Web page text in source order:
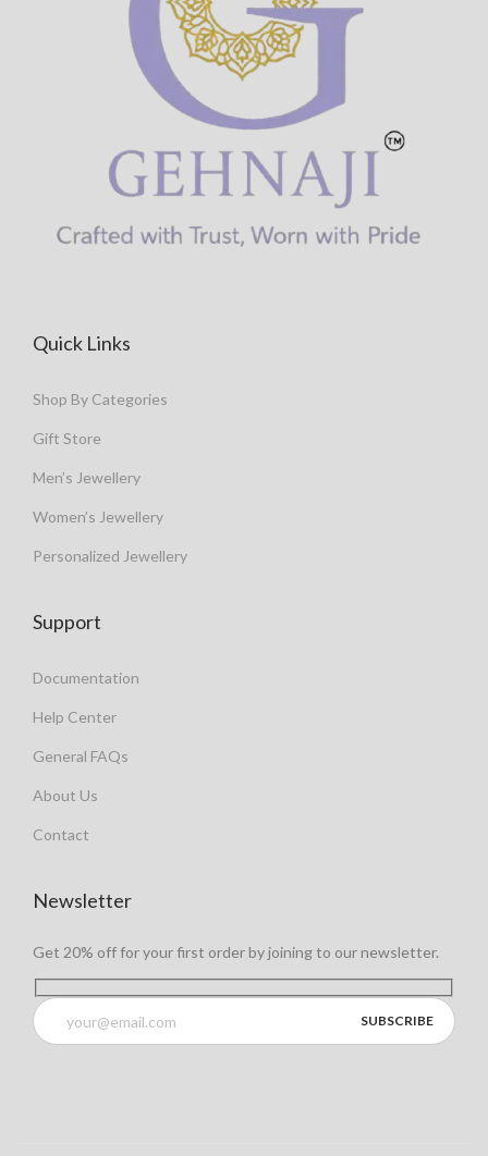
Quick Links
Shop By Categories
Gift Store
Men’s Jewellery
Women’s Jewellery
Personalized Jewellery
Support
Documentation
Help Center
General FAQs
About Us
Contact
Newsletter
Get 20% off for your first order by joining to our newsletter.